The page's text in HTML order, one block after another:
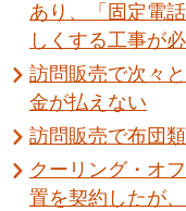
あり、「固定電
しくする工事が
訪問販売で次々
金が払えない
訪問販売で布団
クーリング・オ
置を契約したが